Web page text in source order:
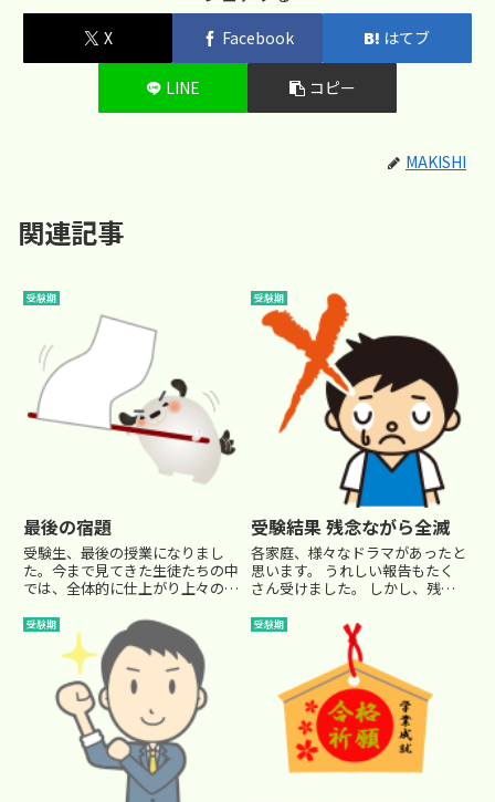
X Facebook はてブ
LINE コピー
MAKISHI
関連記事
受験期
最後の宿題
受験生、最後の授業になりまし
た。今まで見てきた生徒たちの中
では、全体的に仕上がり上々の形
す。しかし、全く安心などは出来
ません。個別に見ると不安要素が
諸々出てきます。でも、今まで積
み重ねてきた努力を信じて、その
実力...
受験期
受験結果 残念ながら全滅
各家庭、様々なドラマがあったと
思います。 うれしい報告もたく
さん受けました。 しかし、残念
う結果に終わってしまうこともあ
ります。 敢えてそれをご紹介し
ておきます。 普通、全滅してし
まうのは受験の準備がたらなく
受験期 受験期